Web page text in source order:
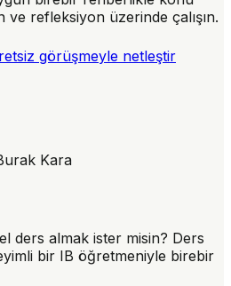
ve refleksiyon üzerinde çalışın.
görüşmeyle netleştir
Kara
ders almak ister misin? Ders
bir IB öğretmeniyle birebir